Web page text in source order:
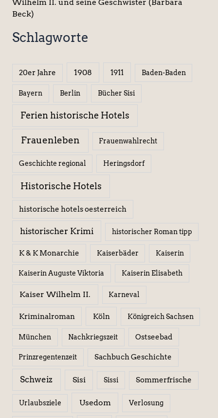
Wilhelm II. und seine Geschwister (Barbara
Beck)
Schlagworte
20er Jahre 1908 1911 Baden-Baden
Bayern Berlin Bücher Sisi
Ferien historische Hotels
Frauenleben Frauenwahlrecht
Geschichte regional Heringsdorf
Historische Hotels
historische hotels oesterreich
historischer Krimi historischer Roman tipp
K & K Monarchie Kaiserbäder Kaiserin
Kaiserin Auguste Viktoria Kaiserin Elisabeth
Kaiser Wilhelm II. Karneval
Kriminalroman Köln Königreich Sachsen
München Nachkriegszeit Ostseebad
Prinzregentenzeit Sachbuch Geschichte
Schweiz Sisi Sissi Sommerfrische
Urlaubsziele Usedom Verlosung